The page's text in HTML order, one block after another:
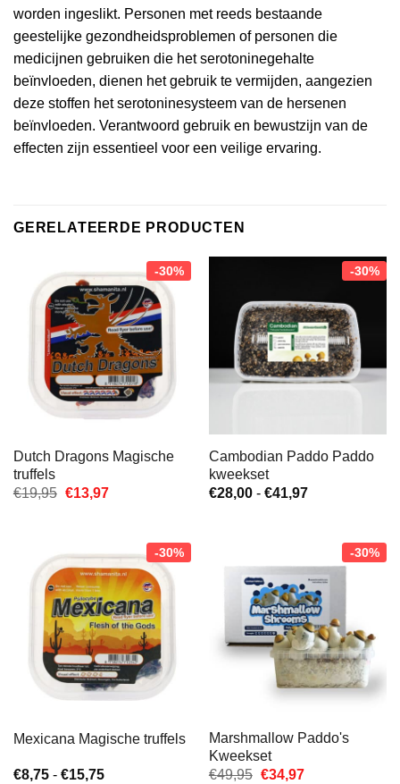
worden ingeslikt. Personen met reeds bestaande
geestelijke gezondheidsproblemen of personen die
medicijnen gebruiken die het serotoninegehalte
beïnvloeden, dienen het gebruik te vermijden, aangezien
deze stoffen het serotoninesysteem van de hersenen
beïnvloeden. Verantwoord gebruik en bewustzijn van de
effecten zijn essentieel voor een veilige ervaring.
GERELATEERDE PRODUCTEN
-30%
Dutch Dragons Magische
truffels
€19,95 Oorspronkelijke
€13,97Huidige
-30%
Cambodian Paddo Paddo
kweekset
€28,00 - €41,97Prijsklasse:
-30%
Mexicana Magische truffels
€8,75 - €15,75Prijsklasse:
-30%
Marshmallow Paddo's
Kweekset
€49,95 Oorspronkelijke
€34,97Huidige